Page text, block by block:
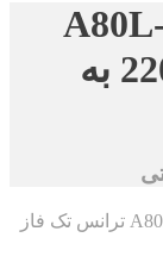
ترانس تک فاز 220V-550V به
A80L-0001-0176-03 FANUC ترانس تک فاز